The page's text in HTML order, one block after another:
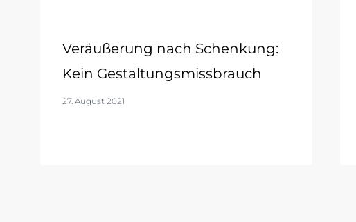
Veräußerung nach Schenkung:
Kein Gestaltungsmissbrauch
27. August 2021